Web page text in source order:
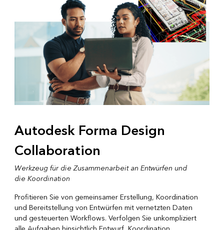
Autodesk Forma Design
Collaboration
Werkzeug für die Zusammenarbeit an Entwürfen und
die Koordination
Profitieren Sie von gemeinsamer Erstellung, Koordination
und Bereitstellung von Entwürfen mit vernetzten Daten
und gesteuerten Workflows. Verfolgen Sie unkompliziert